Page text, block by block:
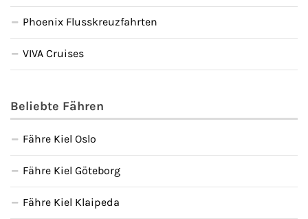
Phoenix Flusskreuzfahrten
VIVA Cruises
Beliebte Fähren
Fähre Kiel Oslo
Fähre Kiel Göteborg
Fähre Kiel Klaipeda